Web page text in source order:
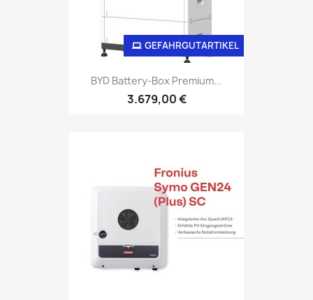
BYD Battery-Box Premium...
3.679,00 €
GEFAHRGUTARTIKEL